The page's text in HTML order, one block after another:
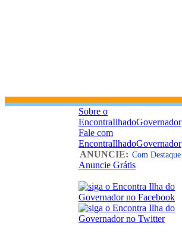
Sobre o
EncontraIlhadoGovernador
Fale com
EncontraIlhadoGovernador
ANUNCIE: Com Destaque
Anuncie Grátis